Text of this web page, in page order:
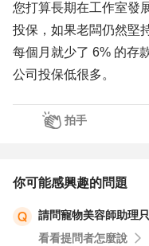
您打算長期在工作室發
投保，如果老闆仍然堅
每個月就少了 6% 的存
公司投保低很多。
拍手
你可能感興趣的問題
請問寵物美容師助理
看看提問者怎麼說